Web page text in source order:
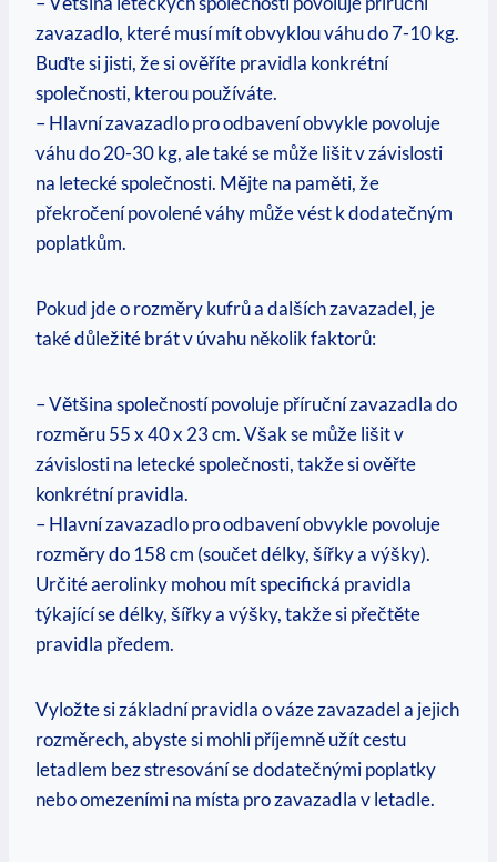
zavazadlo, které musí mít obvyklou váhu do 7-10 kg.
Buďte si jisti, že si ověříte pravidla konkrétní
společnosti, kterou používáte.
– Hlavní zavazadlo pro odbavení obvykle povoluje
váhu do 20-30 kg, ale také se může lišit v závislosti
na letecké společnosti. Mějte na paměti, že
překročení povolené váhy může vést k dodatečným
poplatkům.
Pokud jde o rozměry kufrů a dalších zavazadel, je
také důležité brát v úvahu několik faktorů:
– Většina společností povoluje příruční zavazadla do
rozměru 55 x 40 x 23 cm. Však se může lišit v
závislosti na letecké společnosti, takže si ověřte
konkrétní pravidla.
– Hlavní zavazadlo pro odbavení obvykle povoluje
rozměry do 158 cm (součet délky, šířky a výšky).
Určité aerolinky mohou mít specifická pravidla
týkající se délky, šířky a výšky, takže si přečtěte
pravidla předem.
Vyložte si základní pravidla o váze zavazadel a jejich
rozměrech, abyste si mohli příjemně užít cestu
letadlem bez stresování se dodatečnými poplatky
nebo omezeními na místa pro zavazadla v letadle.